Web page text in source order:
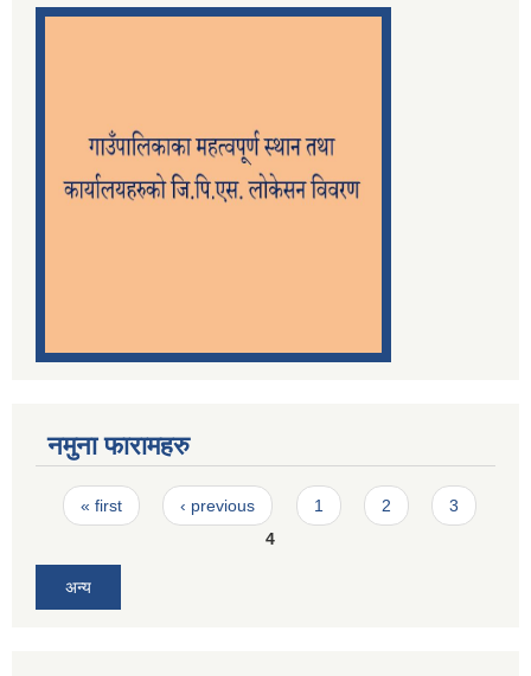
नमुना फारामहरु
Pages
« first ‹ previous 1 2
3
4
अन्य